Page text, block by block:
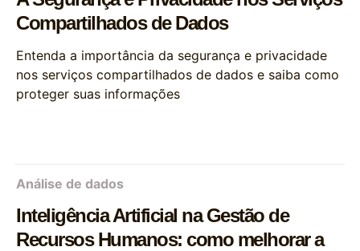
Compartilhados de Dados
Entenda a importância da segurança e privacidade
nos serviços compartilhados de dados e saiba como
proteger suas informações
Análise de dados
Inteligência Artificial na Gestão de
Recursos Humanos: como melhorar a